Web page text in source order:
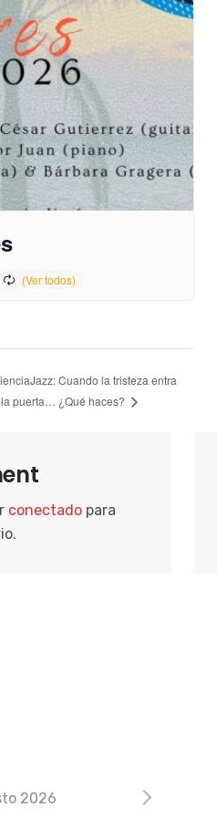
Cuando la tristeza entra
puerta… ¿Qué haces?
conectado para
2026